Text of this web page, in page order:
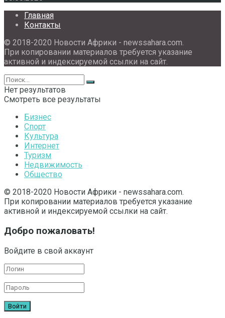
Главная
Контакты
© 2018-2020 Новости Африки - newssahara.com.
При копировании материалов требуется указание
активной и индексируемой ссылки на сайт.
Нет результатов
Смотреть все результаты
Бизнес
Спорт
Культура
Интернет
Туризм
Недвижимость
Общество
© 2018-2020 Новости Африки - newssahara.com.
При копировании материалов требуется указание
активной и индексируемой ссылки на сайт.
Добро пожаловать!
Войдите в свой аккаунт